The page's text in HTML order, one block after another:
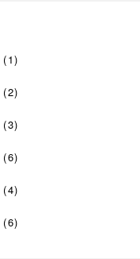
(1)
(2)
(3)
(6)
(4)
(6)